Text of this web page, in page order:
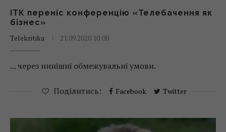
ІТК переніс конференцію «Телебачення як
бізнес»
Telekritika
21.09.2020 10:00
... через нинішні обмежувальні умови.
Поділитись: Facebook Twitter